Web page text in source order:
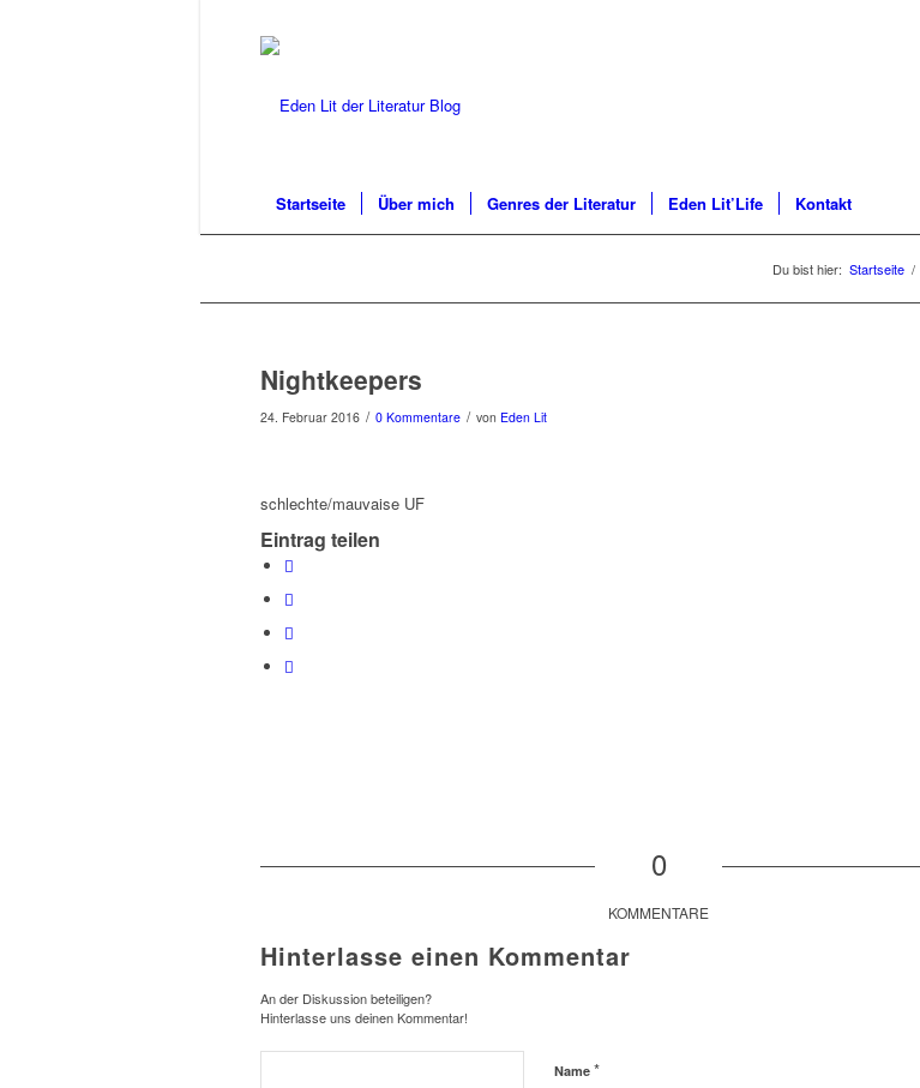
Startseite Über mich Genres der Literatur Eden Lit’Life Kontakt
Du bist hier: Startseite /
Nightkeepers
24. Februar 2016 / 0 Kommentare / von Eden Lit
schlechte/mauvaise UF
Eintrag teilen
0
KOMMENTARE
Hinterlasse einen Kommentar
An der Diskussion beteiligen?
Hinterlasse uns deinen Kommentar!
Name *